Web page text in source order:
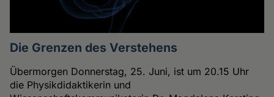
Die Grenzen des Verstehens
Übermorgen Donnerstag, 25. Juni, ist um 20.15 Uhr
die Physikdidaktikerin und